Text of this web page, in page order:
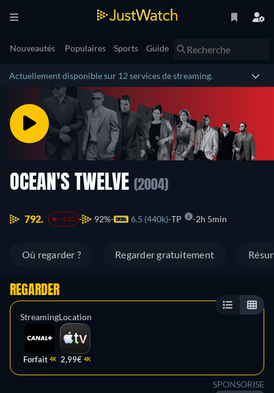
Nouveautés Populaires Sports Guide
Actuellement disponible sur 12 services de streaming.
OCEAN'S TWELVE (2004)
792. -120 92% 6.5 (440k) TP 2h 5min
Où regarder ? Regarder gratuitement
REGARDER
Streaming
Forfait 4K
Location
2,99€ 4K
SPONSORISE